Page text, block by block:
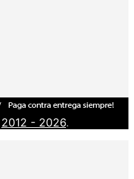
2012 - 2026.